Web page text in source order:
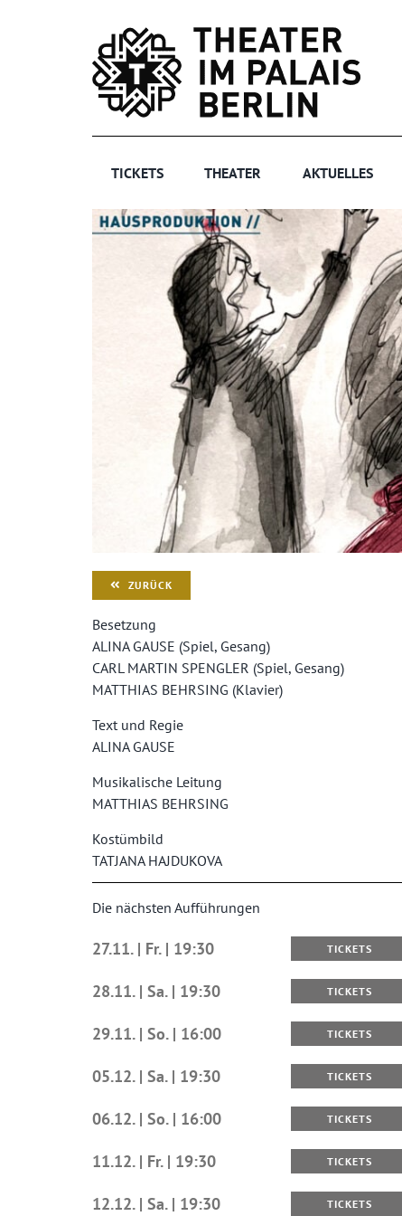
TICKETS THEATER AKTUELLES
ZURÜCK
Besetzung
ALINA GAUSE (Spiel, Gesang)
CARL MARTIN SPENGLER (Spiel, Gesang)
MATTHIAS BEHRSING (Klavier)
Text und Regie
ALINA GAUSE
Musikalische Leitung
MATTHIAS BEHRSING
Kostümbild
TATJANA HAJDUKOVA
Die nächsten Aufführungen
27.11. | Fr. | 19:30 TICKETS
28.11. | Sa. | 19:30 TICKETS
29.11. | So. | 16:00 TICKETS
05.12. | Sa. | 19:30 TICKETS
06.12. | So. | 16:00 TICKETS
11.12. | Fr. | 19:30 TICKETS
12.12. | Sa. | 19:30 TICKETS